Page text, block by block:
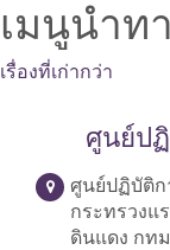
เมนูนำท
เรื่องที่เก่ากว่า
ศูนย์ป
ศูนย์ปฏิบัติก
กระทรวงแ
ดินแดง กท